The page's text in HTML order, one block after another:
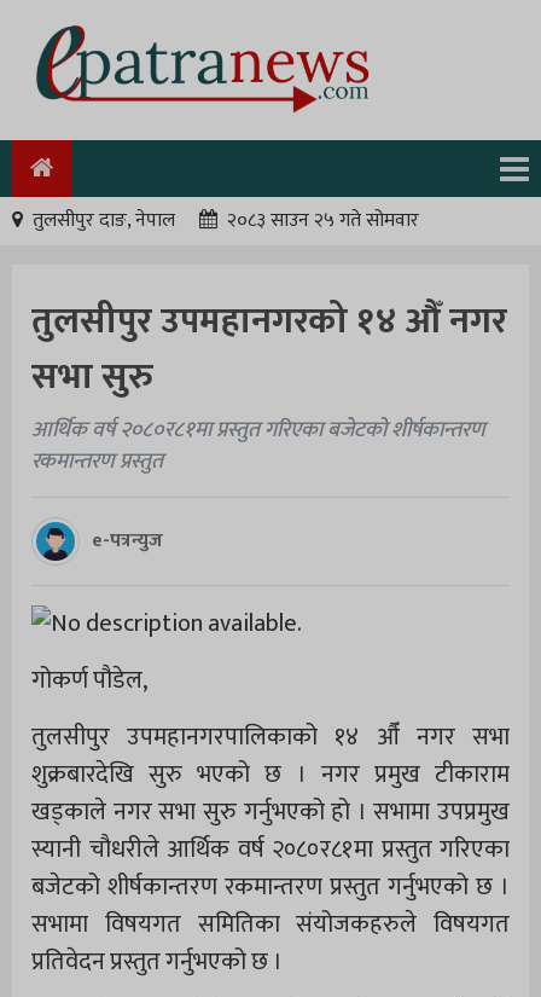
तुलसीपुर दाङ, नेपाल २०८३ साउन २५ गते सोमवार
तुलसीपुर उपमहानगरको १४ औँ नगर
सभा सुरु
आर्थिक वर्ष २०८०र८१मा प्रस्तुत गरिएका बजेटको शीर्षकान्तरण
रकमान्तरण प्रस्तुत
e-पत्रन्युज
गोकर्ण पौडेल,
तुलसीपुर उपमहानगरपालिकाको १४ औँ नगर सभा
शुक्रबारदेखि सुरु भएको छ । नगर प्रमुख टीकाराम
खड्काले नगर सभा सुरु गर्नुभएको हो । सभामा उपप्रमुख
स्यानी चौधरीले आर्थिक वर्ष २०८०र८१मा प्रस्तुत गरिएका
बजेटको शीर्षकान्तरण रकमान्तरण प्रस्तुत गर्नुभएको छ ।
सभामा विषयगत समितिका संयोजकहरुले विषयगत
प्रतिवेदन प्रस्तुत गर्नुभएको छ ।